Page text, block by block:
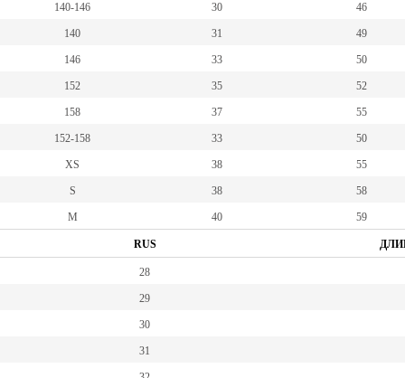
140-146 30 46
140 31 49
146 33 50
152 35 52
158 37 55
152-158 33 50
XS 38 55
S 38 58
M 40 59
RUS
28
29
30
31